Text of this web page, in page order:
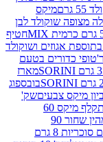
לבן
חטיף
ושוקולד
בטעם
מארז
בובספוג
שק'
ממתק גומי מתקלף מיקס 60
90
צעצוע סנטה בובות עם סוכריות 8 גרם